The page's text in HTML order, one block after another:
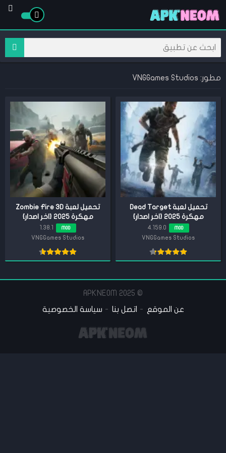
مطور: VNGGames Studios
تحميل لعبة Dead Target
مهكرة 2025 {اخر اصدار}
MOD
4.159.0
VNGGames Studios
تحميل لعبة Zombie Fire 3D
مهكرة 2025 {اخر اصدار}
MOD
1.38.1
VNGGames Studios
© 2025 APKNEOM
عن الموقع
اتصل بنا سياسة الخصوصية